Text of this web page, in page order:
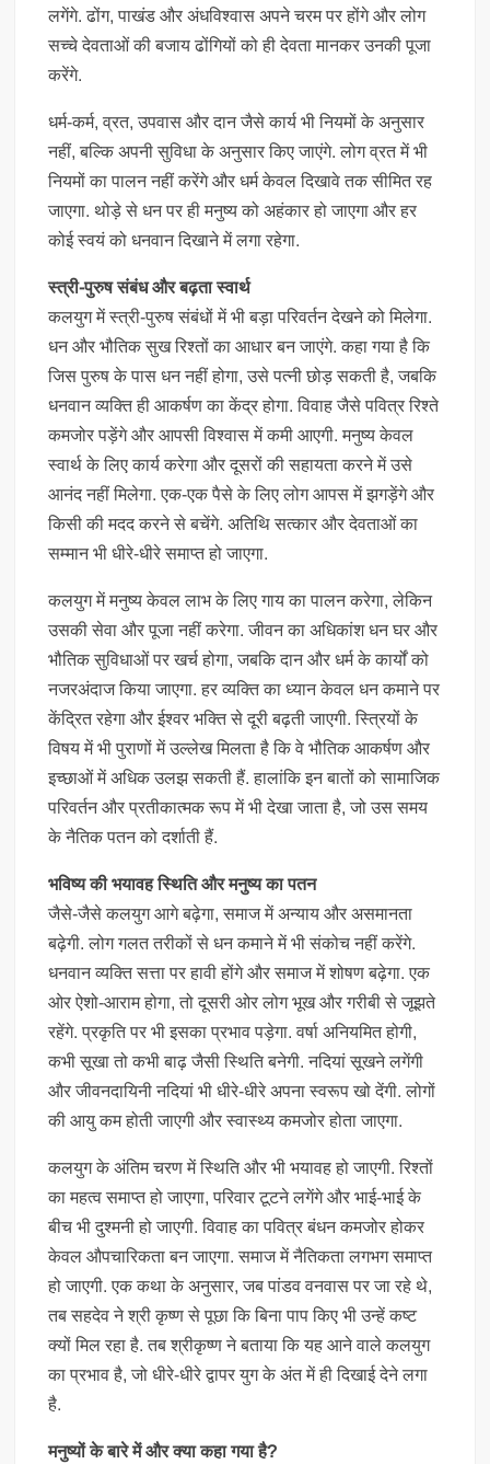
लगेंगे. ढोंग, पाखंड और अंधविश्वास अपने चरम पर होंगे और लोग
सच्चे देवताओं की बजाय ढोंगियों को ही देवता मानकर उनकी पूजा
करेंगे.
धर्म-कर्म, व्रत, उपवास और दान जैसे कार्य भी नियमों के अनुसार
नहीं, बल्कि अपनी सुविधा के अनुसार किए जाएंगे. लोग व्रत में भी
नियमों का पालन नहीं करेंगे और धर्म केवल दिखावे तक सीमित रह
जाएगा. थोड़े से धन पर ही मनुष्य को अहंकार हो जाएगा और हर
कोई स्वयं को धनवान दिखाने में लगा रहेगा.
स्त्री-पुरुष संबंध और बढ़ता स्वार्थ
कलयुग में स्त्री-पुरुष संबंधों में भी बड़ा परिवर्तन देखने को मिलेगा.
धन और भौतिक सुख रिश्तों का आधार बन जाएंगे. कहा गया है कि
जिस पुरुष के पास धन नहीं होगा, उसे पत्नी छोड़ सकती है, जबकि
धनवान व्यक्ति ही आकर्षण का केंद्र होगा. विवाह जैसे पवित्र रिश्ते
कमजोर पड़ेंगे और आपसी विश्वास में कमी आएगी. मनुष्य केवल
स्वार्थ के लिए कार्य करेगा और दूसरों की सहायता करने में उसे
आनंद नहीं मिलेगा. एक-एक पैसे के लिए लोग आपस में झगड़ेंगे और
किसी की मदद करने से बचेंगे. अतिथि सत्कार और देवताओं का
सम्मान भी धीरे-धीरे समाप्त हो जाएगा.
कलयुग में मनुष्य केवल लाभ के लिए गाय का पालन करेगा, लेकिन
उसकी सेवा और पूजा नहीं करेगा. जीवन का अधिकांश धन घर और
भौतिक सुविधाओं पर खर्च होगा, जबकि दान और धर्म के कार्यों को
नजरअंदाज किया जाएगा. हर व्यक्ति का ध्यान केवल धन कमाने पर
केंद्रित रहेगा और ईश्वर भक्ति से दूरी बढ़ती जाएगी. स्त्रियों के
विषय में भी पुराणों में उल्लेख मिलता है कि वे भौतिक आकर्षण और
इच्छाओं में अधिक उलझ सकती हैं. हालांकि इन बातों को सामाजिक
परिवर्तन और प्रतीकात्मक रूप में भी देखा जाता है, जो उस समय
के नैतिक पतन को दर्शाती हैं.
भविष्य की भयावह स्थिति और मनुष्य का पतन
जैसे-जैसे कलयुग आगे बढ़ेगा, समाज में अन्याय और असमानता
बढ़ेगी. लोग गलत तरीकों से धन कमाने में भी संकोच नहीं करेंगे.
धनवान व्यक्ति सत्ता पर हावी होंगे और समाज में शोषण बढ़ेगा. एक
ओर ऐशो-आराम होगा, तो दूसरी ओर लोग भूख और गरीबी से जूझते
रहेंगे. प्रकृति पर भी इसका प्रभाव पड़ेगा. वर्षा अनियमित होगी,
कभी सूखा तो कभी बाढ़ जैसी स्थिति बनेगी. नदियां सूखने लगेंगी
और जीवनदायिनी नदियां भी धीरे-धीरे अपना स्वरूप खो देंगी. लोगों
की आयु कम होती जाएगी और स्वास्थ्य कमजोर होता जाएगा.
कलयुग के अंतिम चरण में स्थिति और भी भयावह हो जाएगी. रिश्तों
का महत्व समाप्त हो जाएगा, परिवार टूटने लगेंगे और भाई-भाई के
बीच भी दुश्मनी हो जाएगी. विवाह का पवित्र बंधन कमजोर होकर
केवल औपचारिकता बन जाएगा. समाज में नैतिकता लगभग समाप्त
हो जाएगी. एक कथा के अनुसार, जब पांडव वनवास पर जा रहे थे,
तब सहदेव ने श्री कृष्ण से पूछा कि बिना पाप किए भी उन्हें कष्ट
क्यों मिल रहा है. तब श्रीकृष्ण ने बताया कि यह आने वाले कलयुग
का प्रभाव है, जो धीरे-धीरे द्वापर युग के अंत में ही दिखाई देने लगा
है.
मनुष्यों के बारे में और क्या कहा गया है?